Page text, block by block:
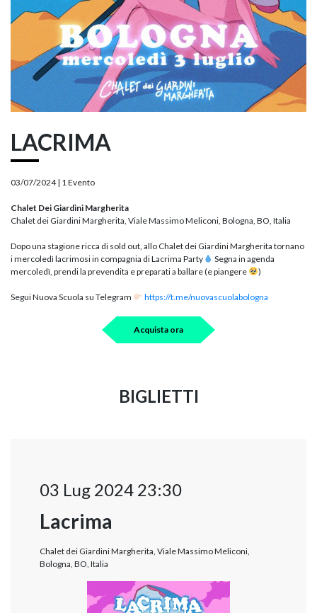
LACRIMA
03/07/2024 | 1 Evento
Chalet Dei Giardini Margherita
Chalet dei Giardini Margherita, Viale Massimo Meliconi, Bologna, BO, Italia
Dopo una stagione ricca di sold out, allo Chalet dei Giardini Margherita tornano
i mercoledì lacrimosi in compagnia di Lacrima Party
Segna in agenda
mercoledì, prendi la prevendita e preparati a ballare (e piangere
)
Segui Nuova Scuola su Telegram https://t.me/nuovascuolabologna
Acquista ora
BIGLIETTI
03 Lug 2024 23:30
Lacrima
Chalet dei Giardini Margherita, Viale Massimo Meliconi,
Bologna, BO, Italia